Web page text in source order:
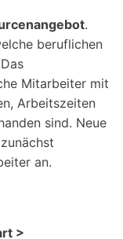
.
beruflichen
Mitarbeiter mit
Arbeitszeiten
sind. Neue
an.
>